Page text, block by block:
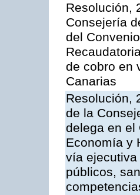
Resolución,
Consejería
del
de cobro en
Canarias
Resolución,
de la
delega en el
Economía y
vía
públicos,